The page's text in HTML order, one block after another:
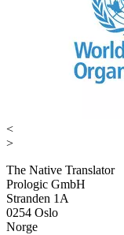
<
>
The Native Translator
Prologic GmbH
Stranden 1A
0254 Oslo
Norge